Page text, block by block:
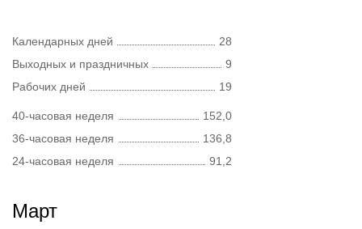
Календарных дней
28
Выходных и праздничных
9
Рабочих дней
19
40-часовая неделя
152,0
36-часовая неделя
136,8
24-часовая неделя
91,2
Март